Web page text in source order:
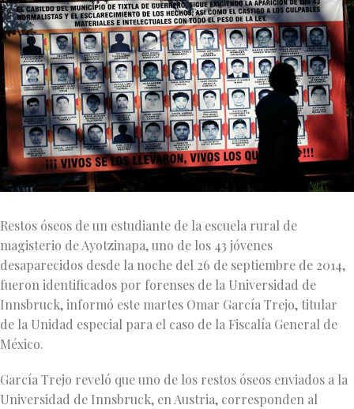
Restos óseos de un estudiante de la escuela rural de
magisterio de Ayotzinapa, uno de los 43 jóvenes
desaparecidos desde la noche del 26 de septiembre de 2014,
fueron identificados por forenses de la Universidad de
Innsbruck, informó este martes Omar García Trejo, titular
de la Unidad especial para el caso de la Fiscalía General de
México.
García Trejo reveló que uno de los restos óseos enviados a la
Universidad de Innsbruck, en Austria, corresponden al